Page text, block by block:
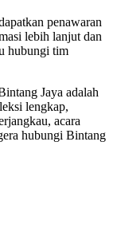
penawaran
lebih lanjut dan
hubungi tim
Jaya adalah
lengkap,
acara
hubungi Bintang